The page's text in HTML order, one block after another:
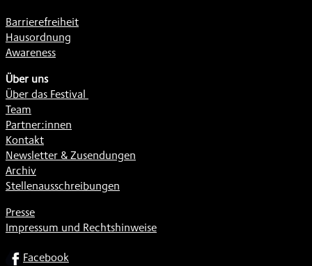
Barrierefreiheit
Hausordnung
Awareness
Über uns
Über das Festival
Team
Partner:innen
Kontakt
Newsletter & Zusendungen
Archiv
Stellenausschreibungen
Presse
Impressum und Rechtshinweise
SOCIALFacebook